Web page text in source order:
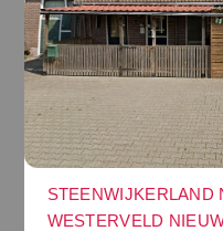
STEENWIJKERLAND
WESTERVELD